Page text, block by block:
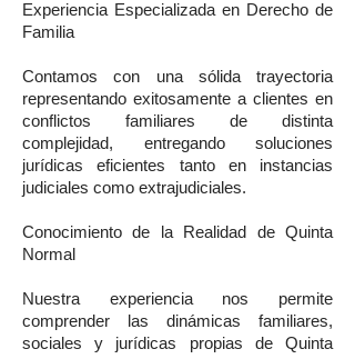
Experiencia Especializada en Derecho de
Familia
Contamos con una sólida trayectoria
representando exitosamente a clientes en
conflictos familiares de distinta
complejidad, entregando soluciones
jurídicas eficientes tanto en instancias
judiciales como extrajudiciales.
Conocimiento de la Realidad de Quinta
Normal
Nuestra experiencia nos permite
comprender las dinámicas familiares,
sociales y jurídicas propias de Quinta